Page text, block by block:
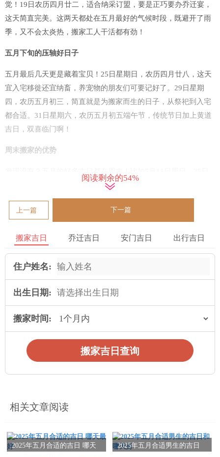
觉！19日农历四月廿二，适合纳采订盟，要是正巧要办乔迁宴，
这天简直完美。这两天都处在五月最好的气候时段，既避开了雨
季，又不会太炎热，搬家工人干活都有劲！
五月下旬的压轴好日子
五月最后几天更是藏着宝贝！25日星期日，农历四月廿八，这天
宜入宅移徙还宜纳畜，养宠物的朋友们可要记好了。29日星期
四，农历五月初三，简直就是为搬家而生的日子，从祭祀到入宅
都合适。31日星期六，农历五月初五端午节，传统节日加上黄道
吉日，双喜临门啊！
周末搬家的优势
周日，还有31日周六。周末搬家最大的好处就是不用请假，朋友
也方便来帮忙。而且周末小区里停车位多，搬家公司的车进出都
方便。要是再碰上端午节这样的假期，连收拾整理的时间都充裕
工作日搬家的妙处
当然啦，工作日搬家也有独特优势。像5月7日周三、16日周五这
些日子，搬家公司没那么忙，服务质量可能更好！而且工作日小
区里人少，电梯不用等，搬东西更顺畅。要是公司请假方便，选
搬家时辰也有讲究
劲！要是实在赶不上吉时至少尽量在白天搬完，毕竟晚上搬家既
避开这些搬家禁忌
阅读剩余的54%
上一篇 下一篇
搬家吉日 乔迁吉日 安门吉日 出行吉日
住户姓名:
出生日期:
搬家时间:
搬家吉日查询
相关文章阅读
2025年五月合适的吉日 哪天
2025年五月合适男生的吉日